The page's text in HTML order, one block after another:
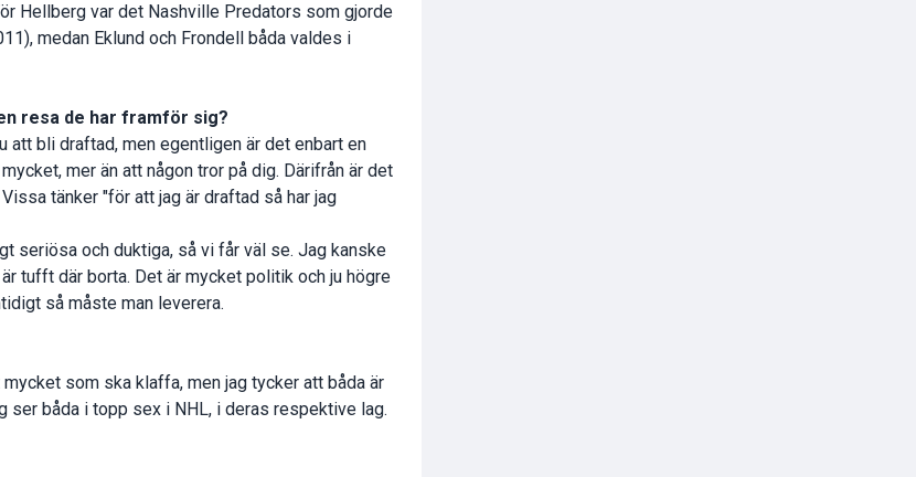
Hellberg var det Nashville Predators som gjorde
medan Eklund och Frondell båda valdes i
resa de har framför sig?
bli draftad, men egentligen är det enbart en
mer än att någon tror på dig. Därifrån är det
tänker "för att jag är draftad så har jag
seriösa och duktiga, så vi får väl se. Jag kanske
tufft där borta. Det är mycket politik och ju högre
så måste man leverera.
som ska klaffa, men jag tycker att båda är
båda i topp sex i NHL, i deras respektive lag.